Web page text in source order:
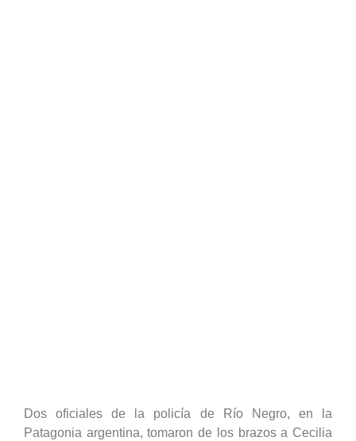
Dos oficiales de la policía de Río Negro, en la
Patagonia argentina, tomaron de los brazos a Cecilia